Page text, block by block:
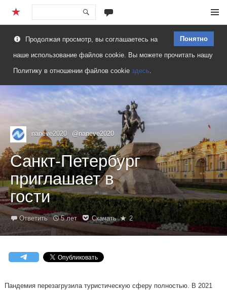
Перейти
содержимому
Понятно
Продолжая просмотр, вы соглашаетесь на
наше использование файлов cookie. Вы можете прочитать нашу
Политику в отношении файлов cookie здесь.
naneve2020 @naneve2020
Санкт-Петербург
приглашает в
гости
Ответить 5 лет Скачать 2
Пандемия перезагрузила туристическую сферу полностью. В 2021